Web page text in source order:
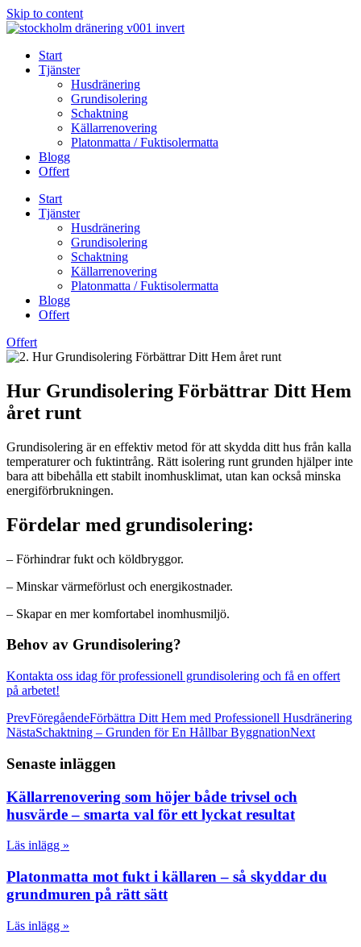
Skip to content
Start
Tjänster
Husdränering
Grundisolering
Schaktning
Källarrenovering
Platonmatta / Fuktisolermatta
Blogg
Offert
Start
Tjänster
Husdränering
Grundisolering
Schaktning
Källarrenovering
Platonmatta / Fuktisolermatta
Blogg
Offert
Offert
Hur Grundisolering Förbättrar Ditt Hem
året runt
Grundisolering är en effektiv metod för att skydda ditt hus från kalla
temperaturer och fuktintrång. Rätt isolering runt grunden hjälper inte
bara att bibehålla ett stabilt inomhusklimat, utan kan också minska
energiförbrukningen.
Fördelar med grundisolering:
– Förhindrar fukt och köldbryggor.
– Minskar värmeförlust och energikostnader.
– Skapar en mer komfortabel inomhusmiljö.
Behov av Grundisolering?
Kontakta oss idag för professionell grundisolering och få en offert
på arbetet!
PrevFöregåendeFörbättra Ditt Hem med Professionell Husdränering
NästaSchaktning – Grunden för En Hållbar ByggnationNext
Senaste inläggen
Källarrenovering som höjer både trivsel och
husvärde – smarta val för ett lyckat resultat
Läs inlägg »
Platonmatta mot fukt i källaren – så skyddar du
grundmuren på rätt sätt
Läs inlägg »